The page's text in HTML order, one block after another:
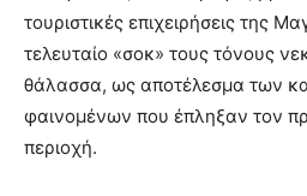
τουριστικές επιχειρήσεις της
τελευταίο «σοκ» τους τόνους
θάλασσα, ως αποτέλεσμα των
φαινομένων που έπληξαν τον
περιοχή.